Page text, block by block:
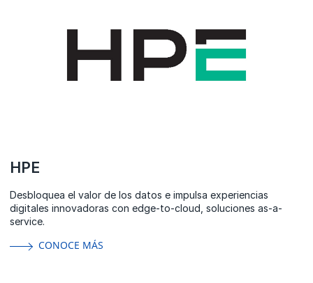
HPE
Desbloquea el valor de los datos e impulsa experiencias
digitales innovadoras con edge-to-cloud, soluciones as-a-
service.
CONOCE MÁS